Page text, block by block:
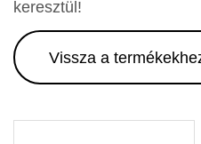
keresztül!
Vissza a